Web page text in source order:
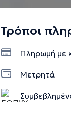
Τρόποι
Πληρωμή με
Μετρητά